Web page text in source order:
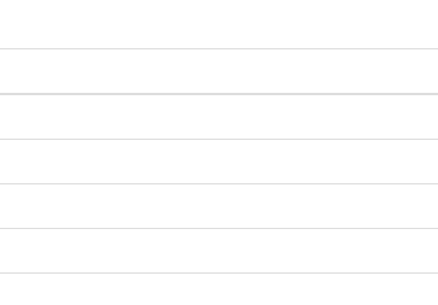
Лидер продаж!